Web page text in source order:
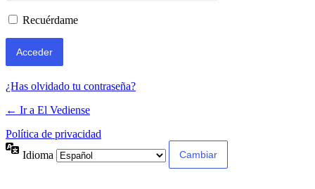
Recuérdame
¿Has olvidado tu contraseña?
← Ir a El Vediense
Política de privacidad
Idioma